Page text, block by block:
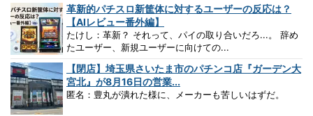
革新的パチスロ新筐体に対するユーザーの反応は？
【AIレビュー番外編】
たけし：革新？ それって、パイの取り合いだろ...。 辞め
たユーザー、新規ユーザーに向けての...
【閉店】埼玉県さいたま市のパチンコ店『ガーデン大
宮北』が8月16日の営業...
匿名：豊丸が潰れた様に、メーカーも苦しいはずだ。